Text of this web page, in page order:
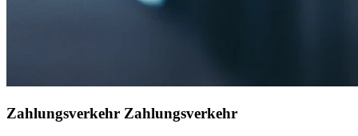
Zahlungsverkehr Zahlungsverkehr